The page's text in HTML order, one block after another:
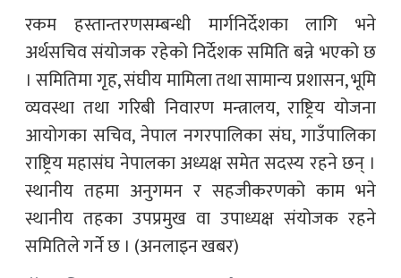
रकम हस्तान्तरणसम्बन्धी मार्गनिर्देशका लागि भने
अर्थसचिव संयोजक रहेको निर्देशक समिति बन्ने भएको छ
। समितिमा गृह, संघीय मामिला तथा सामान्य प्रशासन, भूमि
व्यवस्था तथा गरिबी निवारण मन्त्रालय, राष्ट्रिय योजना
आयोगका सचिव, नेपाल नगरपालिका संघ, गाउँपालिका
राष्ट्रिय महासंघ नेपालका अध्यक्ष समेत सदस्य रहने छन् ।
स्थानीय तहमा अनुगमन र सहजीकरणको काम भने
स्थानीय तहका उपप्रमुख वा उपाध्यक्ष संयोजक रहने
समितिले गर्ने छ । (अनलाइन खबर)